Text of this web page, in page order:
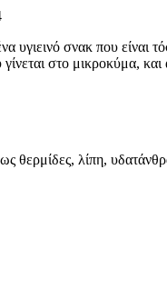
υγιεινό σνακ που
στο μικροκύμα,
θερμίδες, λίπη,